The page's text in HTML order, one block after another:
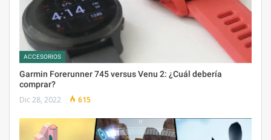
ACCESORIOS
Garmin Forerunner 745 versus Venu 2: ¿Cuál debería
comprar?
Dic 28, 2022 615